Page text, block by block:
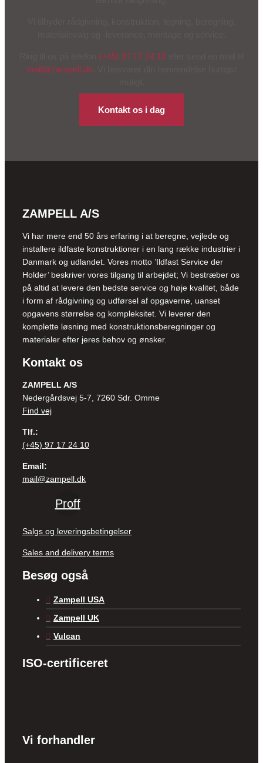
(+45) 97 17 24 10
mail@zampell.dk
Kontakt os i dag
ZAMPELL A/S
Vi har mere end 50 års erfaring i at beregne, vejlede og
installere ildfaste konstruktioner i en lang række industrier i
Danmark og udlandet. Vores motto ’Ildfast Service der
Holder’ beskriver vores tilgang til arbejdet; Vi bestræber os
på altid at levere den bedste service og høje kvalitet, både
i form af rådgivning og udførsel af opgaverne, uanset
opgavens størrelse og kompleksitet. Vi leverer den
komplette løsning med konstruktionsberegninger og
materialer efter jeres behov og ønsker.
Kontakt os
ZAMPELL A/S
Nedergårdsvej 5-7, 7260 Sdr. Omme
Find vej
Tlf.:
(+45) 97 17 24 10
Email:
mail@zampell.dk
Proff
Salgs og leveringsbetingelser
Sales and delivery terms
Besøg også
Zampell USA
Zampell UK
Vulcan
ISO-certificeret
Vi forhandler